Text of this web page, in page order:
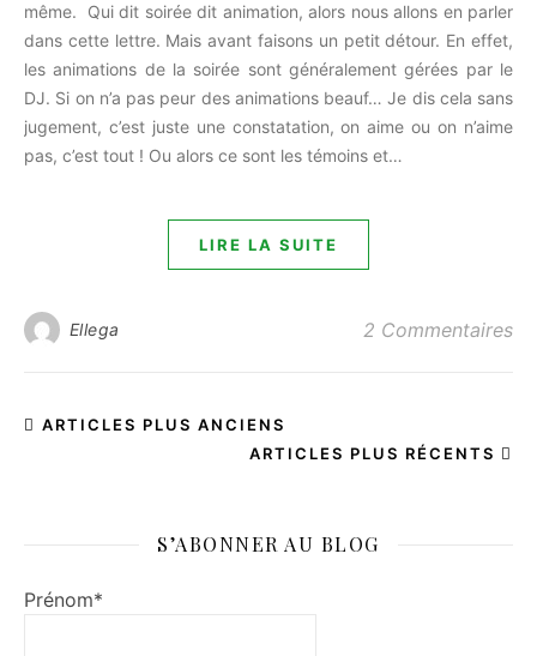
même. Qui dit soirée dit animation, alors nous allons en parler
dans cette lettre. Mais avant faisons un petit détour. En effet,
les animations de la soirée sont généralement gérées par le
DJ. Si on n’a pas peur des animations beauf… Je dis cela sans
jugement, c’est juste une constatation, on aime ou on n’aime
pas, c’est tout ! Ou alors ce sont les témoins et…
LIRE LA SUITE
Ellega 2 Commentaires
ARTICLES PLUS ANCIENS
ARTICLES PLUS RÉCENTS
S’ABONNER AU BLOG
Prénom*